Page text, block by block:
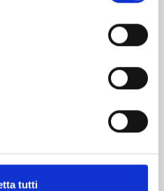
tutti
DI MARKINGS PER